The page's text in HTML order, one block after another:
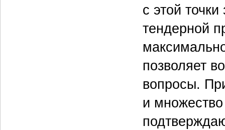
с этой
тендерной
позволяет
вопросы.
и